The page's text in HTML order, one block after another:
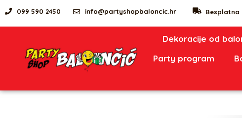
099 590 2450 info@partyshopbaloncic.hr Besplatna
Dekoracije od
Party program